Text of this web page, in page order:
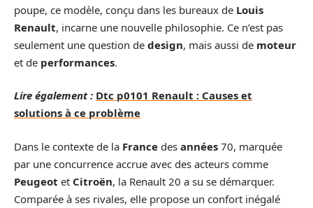
poupe, ce modèle, conçu dans les bureaux de Louis
Renault, incarne une nouvelle philosophie. Ce n’est pas
seulement une question de design, mais aussi de moteur
et de performances.
Lire également : Dtc p0101 Renault : Causes et
solutions à ce problème
Dans le contexte de la France des années 70, marquée
par une concurrence accrue avec des acteurs comme
Peugeot et Citroën, la Renault 20 a su se démarquer.
Comparée à ses rivales, elle propose un confort inégalé